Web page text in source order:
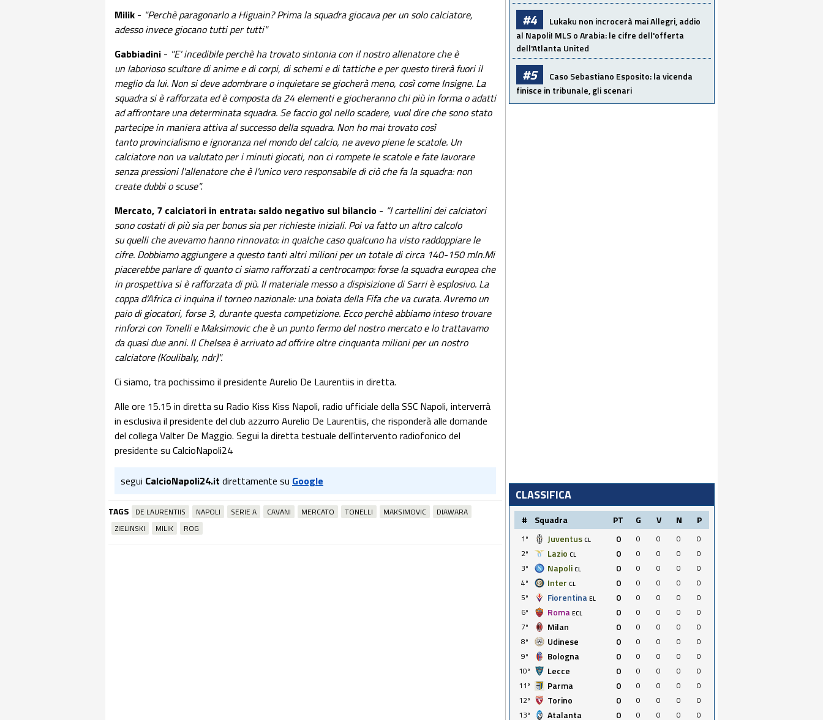
Milik - "Perchè paragonarlo a Higuain? Prima la squadra giocava per un solo calciatore,
adesso invece giocano tutti per tutti"
Gabbiadini - "E' incedibile perchè ha trovato sintonia con il nostro allenatore che è
un laborioso scultore di anime e di corpi, di schemi e di tattiche e per questo tirerà fuori il
meglio da lui. Non si deve adombrare o inquietare se giocherà meno, così come Insigne. La
squadra si è rafforzata ed è composta da 24 elementi e giocheranno chi più in forma o adatti
ad affrontare una determinata squadra. Se faccio gol nello scadere, vuol dire che sono stato
partecipe in maniera attiva al successo della squadra. Non ho mai trovato così
tanto provincialismo e ignoranza nel mondo del calcio, ne avevo piene le scatole. Un
calciatore non va valutato per i minuti giocati, non ci rompete le scatole e fate lavorare
senza pressioni l'allenatore che è l'unico vero responsabile di ciò che fa la squadra: non
create dubbi o scuse".
Mercato, 7 calciatori in entrata: saldo negativo sul bilancio - “I cartellini dei calciatori
sono costati di più sia per bonus sia per richieste iniziali. Poi va fatto un altro calcolo
su quelli che avevamo hanno rinnovato: in qualche caso qualcuno ha visto raddoppiare le
cifre. Dobbiamo aggiungere a questo tanti altri milioni per un totale di circa 140-150 mln.Mi
piacerebbe parlare di quanto ci siamo rafforzati a centrocampo: forse la squadra europea che
in prospettiva si è rafforzata di più. Il materiale messo a dispisizione di Sarri è esplosivo. La
coppa d'Africa ci inquina il torneo nazionale: una boiata della Fifa che va curata. Avremo un
paio di giocatori, forse 3, durante questa competizione. Ecco perchè abbiamo inteso trovare
rinforzi con Tonelli e Maksimovic che è un punto fermo del nostro mercato e lo trattavamo
da quasi due anni. Il Chelsea è arrivato ad offrire oltre cinquanta milioni per un nostro
calciatore (Koulibaly, ndr)".
Ci siamo, tra pochissimo il presidente Aurelio De Laurentiis in diretta.
Alle ore 15.15 in diretta su Radio Kiss Kiss Napoli, radio ufficiale della SSC Napoli, interverrà
in esclusiva il presidente del club azzurro Aurelio De Laurentiis, che risponderà alle domande
del collega Valter De Maggio. Segui la diretta testuale dell'intervento radiofonico del
presidente su CalcioNapoli24
segui CalcioNapoli24.it direttamente su Google
TAGS DE LAURENTIIS NAPOLI SERIE A CAVANI MERCATO TONELLI MAKSIMOVIC
DIAWARA
ZIELINSKI
MILIK ROG
#4
Lukaku non incrocerà mai Allegri, addio
al Napoli! MLS o Arabia: le cifre dell'offerta
dell'Atlanta United
#5
Caso Sebastiano Esposito: la vicenda
finisce in tribunale, gli scenari
CLASSIFICA
# Squadra PT G V N P
1º Juventus CL 0 0 0 0
0
2º
Lazio CL 0 0 0 0
0
3º
Napoli CL 0 0 0 0
0
4º
Inter CL 0 0 0 0
0
5º
Fiorentina EL 0 0 0 0
0
6º
Roma ECL 0 0 0 0
0
7º
Milan 0 0 0 0
0
8º
Udinese 0 0 0 0
0
9º
Bologna 0 0 0 0
0
10º
Lecce 0 0 0 0
0
11º
Parma 0 0 0 0
0
12º
Torino 0 0 0 0
0
13º
Atalanta 0 0 0 0 0